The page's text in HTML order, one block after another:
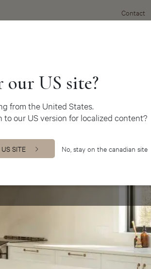
Contact
US site?
from the United States.
to our US version for localized content?
SITE No, stay on the canadian site